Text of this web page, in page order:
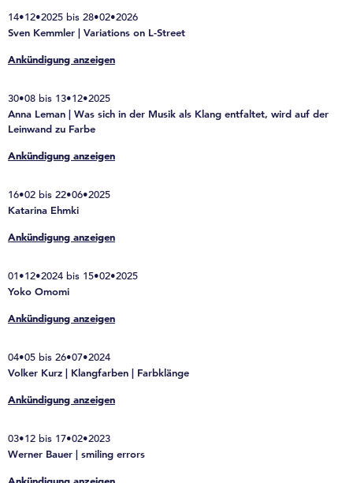
14•12•2025 bis 28•02•2026
Sven Kemmler | Variations on L-Street
Ankündigung anzeigen
30•08 bis 13•12•2025
Anna Leman | Was sich in der Musik als Klang entfaltet, wird auf der
Leinwand zu Farbe
Ankündigung anzeigen
16•02 bis 22•06•2025
Katarina Ehmki
Ankündigung anzeigen
01•12•2024 bis 15•02•2025
Yoko Omomi
Ankündigung anzeigen
04•05 bis 26•07•2024
Volker Kurz | Klangfarben | Farbklänge
Ankündigung anzeigen
03•12 bis 17•02•2023
Werner Bauer | smiling errors